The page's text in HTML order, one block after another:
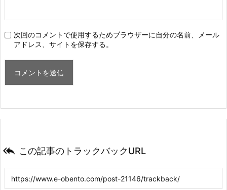
次回のコメントで使用するためブラウザーに自分の名前、メール
アドレス、サイトを保存する。
 この記事のトラックバックURL